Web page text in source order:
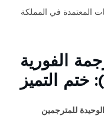
المعتمدة في المملكة
الفورية
للمترجمين